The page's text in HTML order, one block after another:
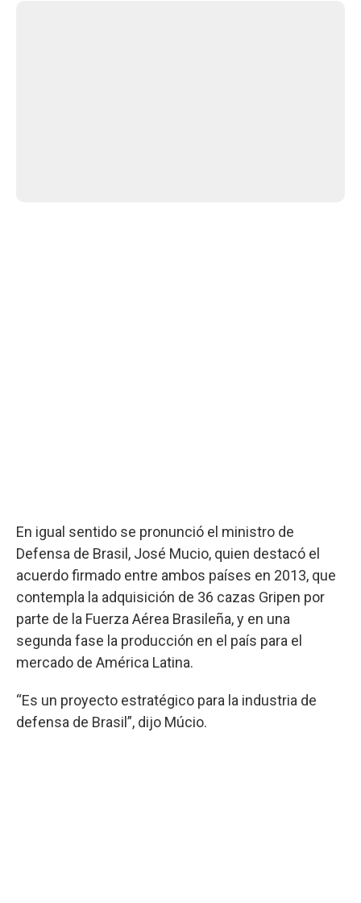
En igual sentido se pronunció el ministro de
Defensa de Brasil, José Mucio, quien destacó el
acuerdo firmado entre ambos países en 2013, que
contempla la adquisición de 36 cazas Gripen por
parte de la Fuerza Aérea Brasileña, y en una
segunda fase la producción en el país para el
mercado de América Latina.
“Es un proyecto estratégico para la industria de
defensa de Brasil”, dijo Múcio.